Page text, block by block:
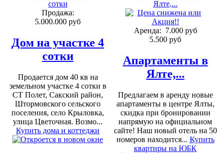
Продажа:
5.000.000 руб
Дом на участке 4
сотки
Продается дом 40 кв на
земельном участке 4 сотки в
СТ Полет, Сакский район,
Штормовского сельского
поселения, село Крыловка,
улица Цветочная. Возмо...
Купить дома и коттеджи
Аренда: 7.000 руб
5.500 руб
Апартаменты в
Ялте,...
Предлагаем в аренду новые
апартаменты в центре Ялты,
скидка при бронировании
напрямую на официальном
сайте! Наш новый отель на 50
номеров находится... Купить
квартиры на ЮБК